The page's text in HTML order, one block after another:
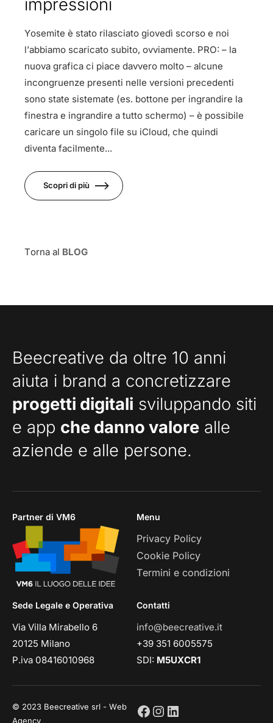
impressioni
Yosemite è stato rilasciato giovedì scorso e noi
l’abbiamo scaricato subito, ovviamente. PRO: – la
nuova grafica ci piace davvero molto – alcune
incongruenze presenti nelle versioni precedenti
sono state sistemate (es. bottone per ingrandire la
finestra e ingrandire a tutto schermo) – è possibile
caricare un singolo file su iCloud, che quindi
diventa facilmente...
Scopri di più
Torna al BLOG
Beecreative da oltre 10 anni
aiuta i brand a concretizzare
progetti digitali sviluppando siti
e app che danno valore alle
aziende e alle persone.
Partner di VM6 Menu
Privacy Policy
Cookie Policy
Termini e condizioni
Sede Legale e Operativa
Via Villa Mirabello 6
20125 Milano
P.iva 08416010968
Contatti
info@beecreative.it
+39 351 6005575
SDI: M5UXCR1
© 2023 Beecreative srl - Web
Agency